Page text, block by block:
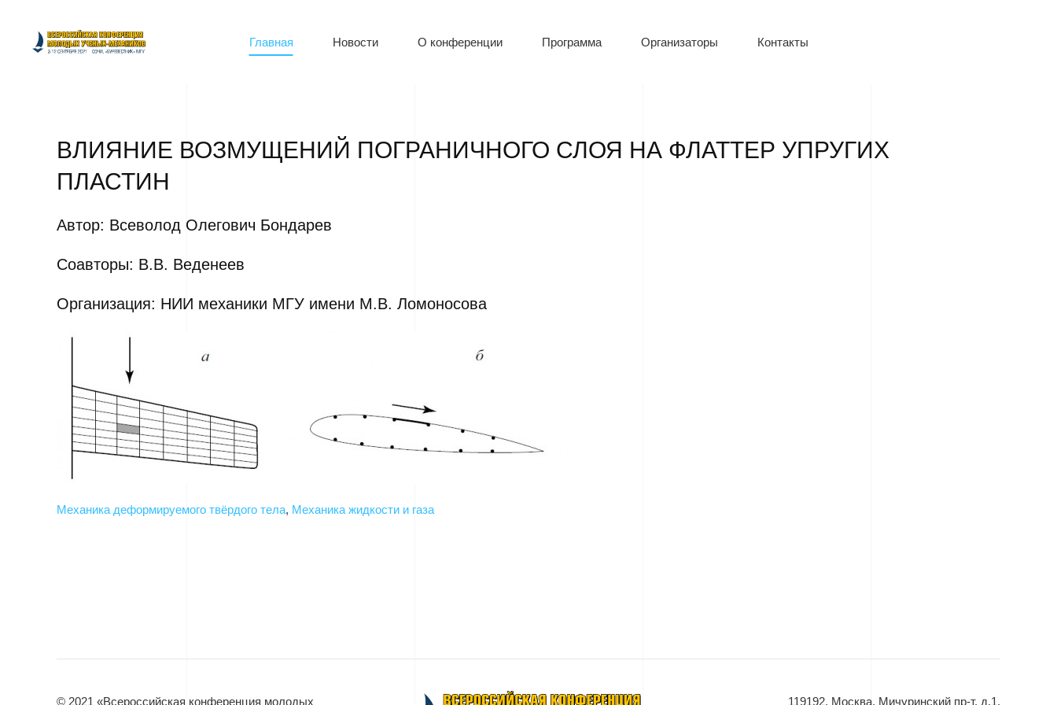
Главная Новости О конференции Программа Организаторы Контакты
ВЛИЯНИЕ ВОЗМУЩЕНИЙ ПОГРАНИЧНОГО СЛОЯ НА ФЛАТТЕР УПРУГИХ
ПЛАСТИН
Автор: Всеволод Олегович Бондарев
Соавторы: В.В. Веденеев
Организация: НИИ механики МГУ имени М.В. Ломоносова
Механика деформируемого твёрдого тела, Механика жидкости и газа
© 2021 «Всероссийская конференция молодых 119192, Москва, Мичуринский пр-т, д.1,